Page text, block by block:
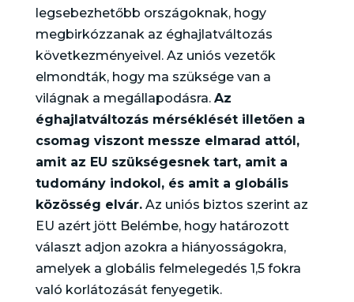
legsebezhetőbb országoknak, hogy
megbirkózzanak az éghajlatváltozás
következményeivel. Az uniós vezetők
elmondták, hogy ma szüksége van a
világnak a megállapodásra. Az
éghajlatváltozás mérséklését illetően a
csomag viszont messze elmarad attól,
amit az EU szükségesnek tart, amit a
tudomány indokol, és amit a globális
közösség elvár.Az uniós biztos szerint az
EU azért jött Belémbe, hogy határozott
választ adjon azokra a hiányosságokra,
amelyek a globális felmelegedés 1,5 fokra
való korlátozását fenyegetik.